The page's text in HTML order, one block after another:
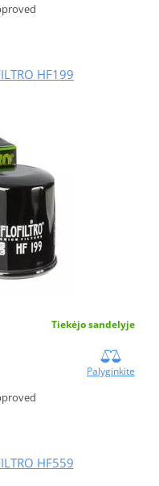
HF199
Tiekėjo sandelyje
Palyginkite
HF559